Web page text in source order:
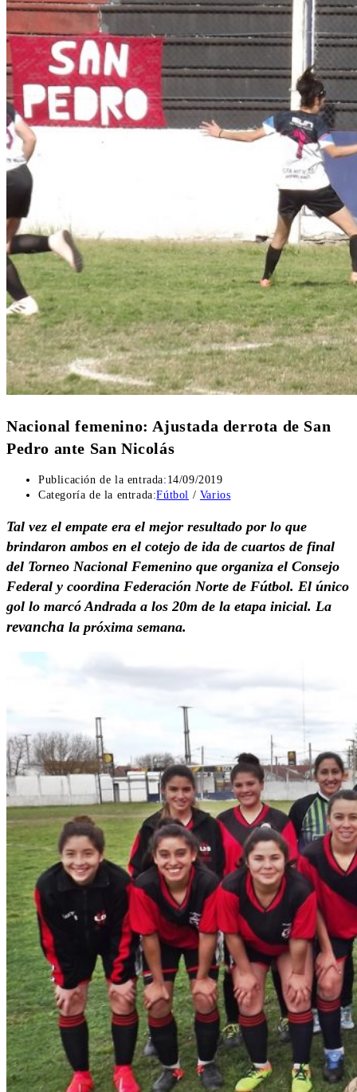
Nacional femenino: Ajustada derrota de San
Pedro ante San Nicolás
Publicación de la entrada: 14/09/2019
Categoría de la entrada:Fútbol / Varios
Tal vez el empate era el mejor resultado por lo que
brindaron ambos en el cotejo de ida de cuartos de final
del Torneo Nacional Femenino que organiza el Consejo
Federal y coordina Federación Norte de Fútbol. El único
gol lo marcó Andrada a los 20m de la etapa inicial. La
revancha la próxima semana.